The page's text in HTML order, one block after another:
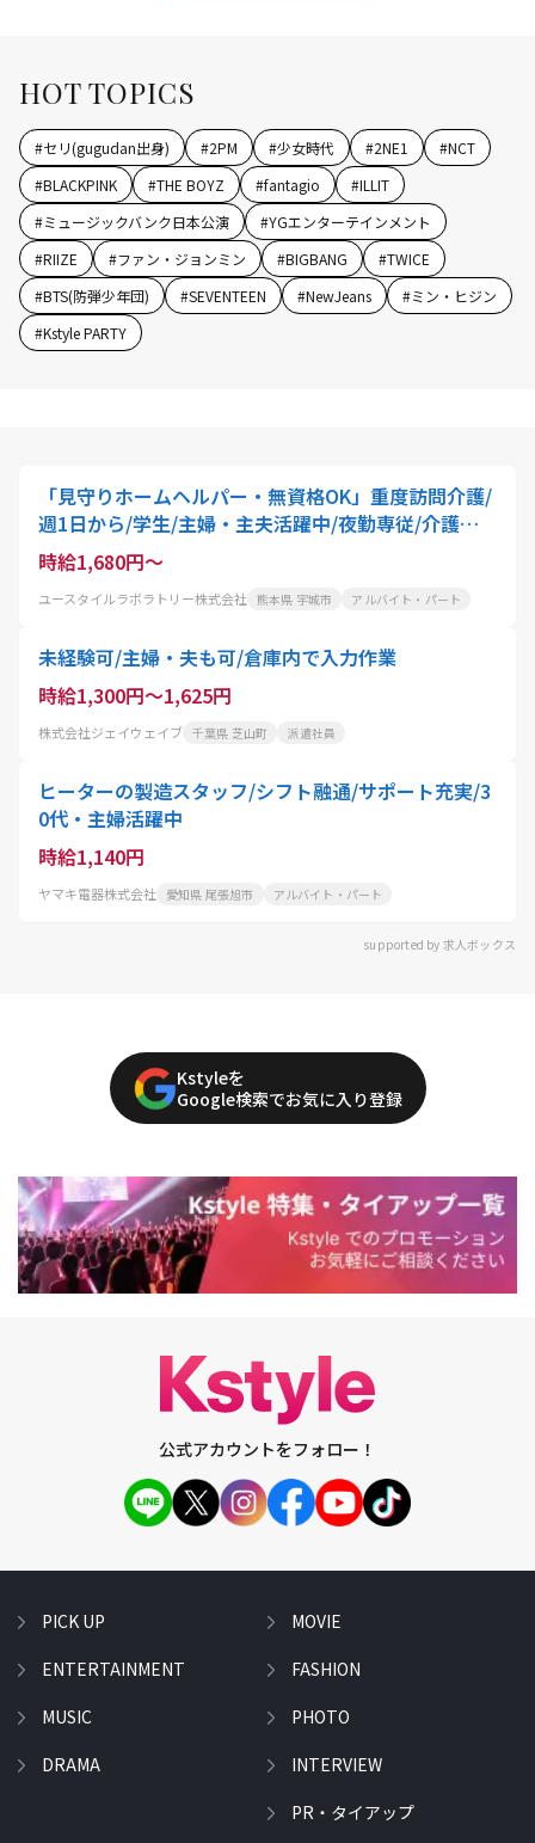
HOT TOPICS
#セリ(gugudan出身) #2PM #少女時代 #2NE1 #NCT
#BLACKPINK #THE BOYZ #fantagio #ILLIT
#ミュージックバンク日本公演 #YGエンターテインメント
#RIIZE #ファン・ジョンミン #BIGBANG #TWICE
#BTS(防弾少年団) #SEVENTEEN #NewJeans #ミン・ヒジン
#Kstyle PARTY
「見守りホームヘルパー・無資格OK」重度訪問介護/
週1日から/学生/主婦・主夫活躍中/夜勤専従/介護職
員
時給1,680円～
ユースタイルラボラトリー株式会社 熊本県 宇城市 アルバイト・パート
未経験可/主婦・夫も可/倉庫内で入力作業
時給1,300円～1,625円
株式会社ジェイウェイブ 千葉県 芝山町 派遣社員
ヒーターの製造スタッフ/シフト融通/サポート充実/3
0代・主婦活躍中
時給1,140円
ヤマキ電器株式会社 愛知県 尾張旭市 アルバイト・パート
supported by 求人ボックス
Kstyleを
Google検索でお気に入り登録
公式アカウントをフォロー！
PICK UP
ENTERTAINMENT
MUSIC
DRAMA
MOVIE
FASHION
PHOTO
INTERVIEW
PR・タイアップ